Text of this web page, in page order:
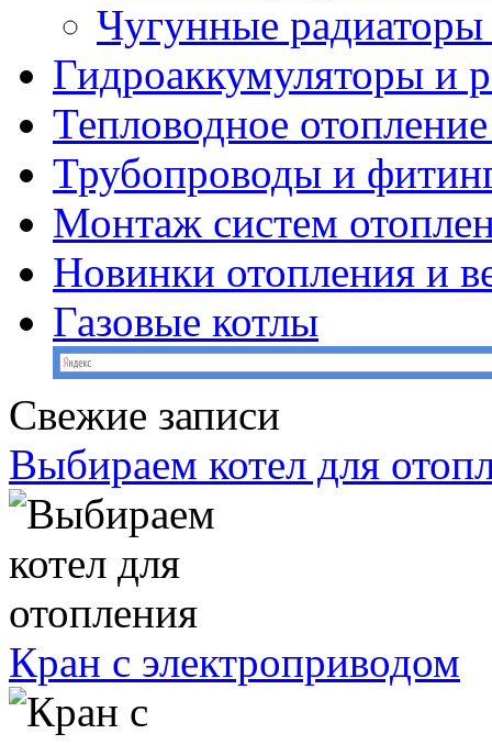
Чугунные
Гидроаккумуляторы и
Тепловодное
Трубопроводы и
Монтаж систем
Новинки отопления и
Газовые котлы
Свежие записи
Выбираем котел для
Кран с электроприводом